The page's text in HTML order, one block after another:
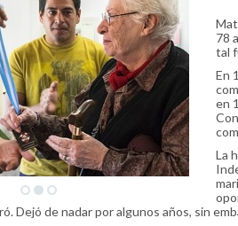
78
tal
En
en
La
Dejó de nadar por algunos años, sin